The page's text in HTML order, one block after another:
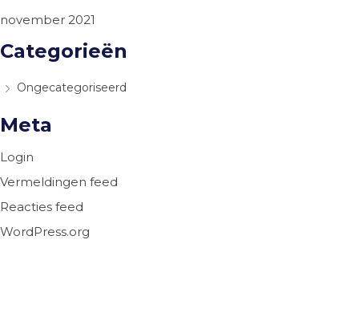
november 2021
Categorieën
Ongecategoriseerd
Meta
Login
Vermeldingen feed
Reacties feed
WordPress.org